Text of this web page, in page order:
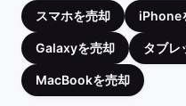
スマホを売却 iPhone
Galaxyを売却 タブレ
MacBookを売却